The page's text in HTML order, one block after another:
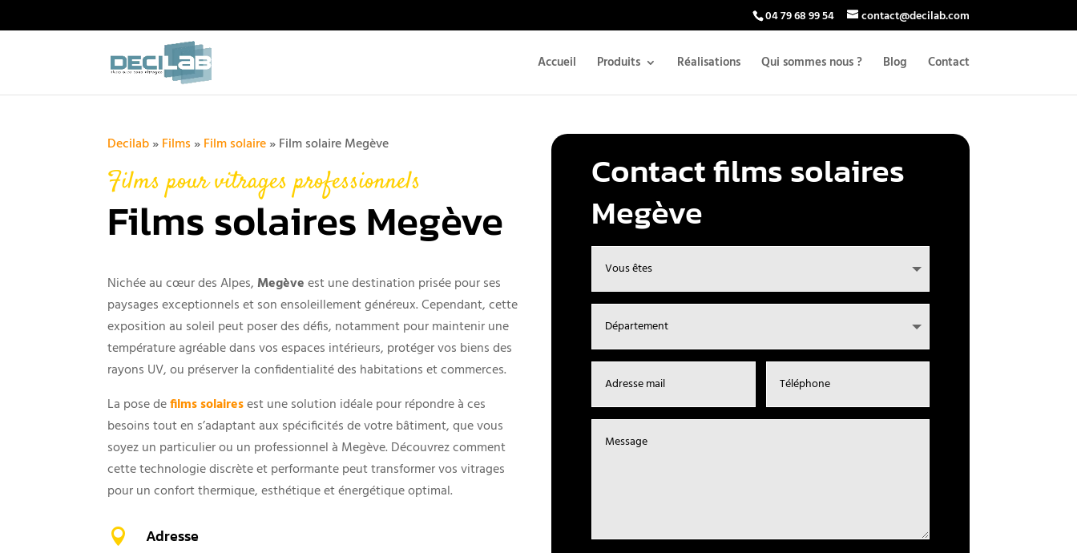
04 79 68 99 54 contact@decilab.com
Accueil Produits Réalisations Qui sommes nous ? Blog Contact
Decilab»Films»Film solaire»Film solaire Megève
Films pour vitrages professionnels
Films solaires Megève
Nichée au cœur des Alpes,Megèveest une destination prisée pour ses
paysages exceptionnels et son ensoleillement généreux. Cependant, cette
exposition au soleil peut poser des défis, notamment pour maintenir une
température agréable dans vos espaces intérieurs, protéger vos biens des
rayons UV, ou préserver la confidentialité des habitations et commerces.
La pose defilms solairesest une solution idéale pour répondre à ces
besoins tout en s’adaptant aux spécificités de votre bâtiment, que vous
soyez un particulier ou un professionnel à Megève. Découvrez comment
cette technologie discrète et performante peut transformer vos vitrages
pour un confort thermique, esthétique et énergétique optimal.
 Adresse
Contact films solaires
Megève